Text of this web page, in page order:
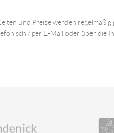
und Preise werden
/ per E-Mail oder über die